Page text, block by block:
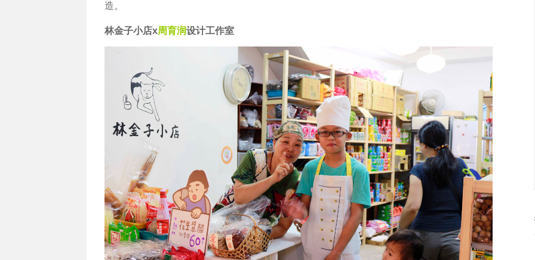
造。
林金子小店x周育润设计工作室